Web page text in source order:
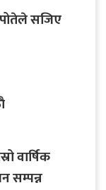
सजिए
वार्षिक
सम्पन्न